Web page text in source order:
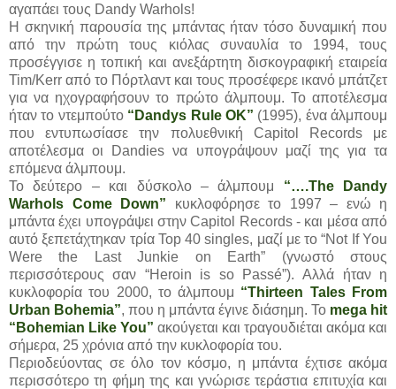
αγαπάει τους Dandy Warhols!
Η σκηνική παρουσία της μπάντας ήταν τόσο δυναμική που
από την πρώτη τους κιόλας συναυλία το 1994, τους
προσέγγισε η τοπική και ανεξάρτητη δισκογραφική εταιρεία
Tim/Kerr από το Πόρτλαντ και τους προσέφερε ικανό μπάτζετ
για να ηχογραφήσουν το πρώτο άλμπουμ. Το αποτέλεσμα
ήταν το ντεμπούτο“Dandys Rule OK” (1995), ένα άλμπουμ
που εντυπωσίασε την πολυεθνική Capitol Records με
αποτέλεσμα οι Dandies να υπογράψουν μαζί της για τα
επόμενα άλμπουμ.
Το δεύτερο – και δύσκολο – άλμπουμ “….The Dandy
Warhols Come Down” κυκλοφόρησε το 1997 – ενώ η
μπάντα έχει υπογράψει στην Capitol Records - και μέσα από
αυτό ξεπετάχτηκαν τρία Top 40 singles, μαζί με το “Not If You
Were the Last Junkie on Earth” (γνωστό στους
περισσότερους σαν “Heroin is so Passé”). Αλλά ήταν η
κυκλοφορία του 2000, το άλμπουμ “Thirteen Tales From
Urban Bohemia”, που η μπάντα έγινε διάσημη. Το mega hit
“Bohemian Like You” ακούγεται και τραγουδιέται ακόμα και
σήμερα, 25 χρόνια από την κυκλοφορία του.
Περιοδεύοντας σε όλο τον κόσμο, η μπάντα έχτισε ακόμα
περισσότερο τη φήμη της και γνώρισε τεράστια επιτυχία και